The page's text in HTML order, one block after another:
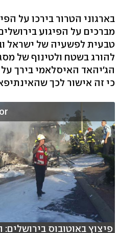
בארגוני הטרור בירכו על
מברכים על הפיגוע
טבעית לפשעיה של ישראל
להורג בשטח ולטינוף של
הג'יהאד האיסלאמי בירך
כי זה אישור לכך
פיצוץ באוטובוס